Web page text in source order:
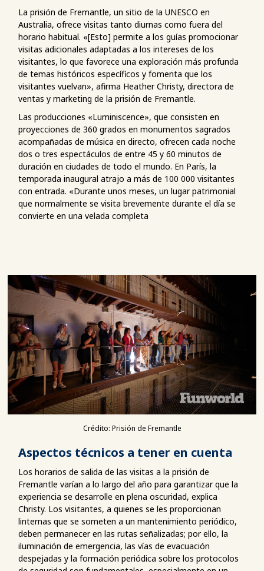
La prisión de Fremantle, un sitio de la UNESCO en
Australia, ofrece visitas tanto diurnas como fuera del
horario habitual. «[Esto] permite a los guías promocionar
visitas adicionales adaptadas a los intereses de los
visitantes, lo que favorece una exploración más profunda
de temas históricos específicos y fomenta que los
visitantes vuelvan», afirma Heather Christy, directora de
ventas y marketing de la prisión de Fremantle.
Las producciones «Luminiscence», que consisten en
proyecciones de 360 grados en monumentos sagrados
acompañadas de música en directo, ofrecen cada noche
dos o tres espectáculos de entre 45 y 60 minutos de
duración en ciudades de todo el mundo. En París, la
temporada inaugural atrajo a más de 100 000 visitantes
con entrada. «Durante unos meses, un lugar patrimonial
que normalmente se visita brevemente durante el día se
convierte en una velada completa
Crédito: Prisión de Fremantle
Aspectos técnicos a tener en cuenta
Los horarios de salida de las visitas a la prisión de
Fremantle varían a lo largo del año para garantizar que la
experiencia se desarrolle en plena oscuridad, explica
Christy. Los visitantes, a quienes se les proporcionan
linternas que se someten a un mantenimiento periódico,
deben permanecer en las rutas señalizadas; por ello, la
iluminación de emergencia, las vías de evacuación
despejadas y la formación periódica sobre los protocolos